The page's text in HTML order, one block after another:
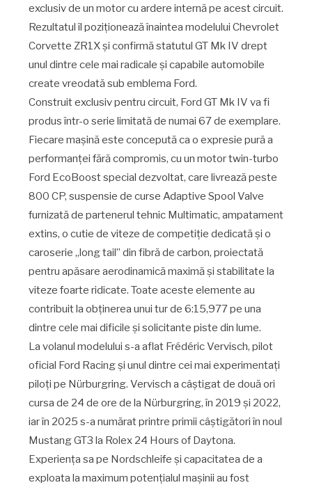
exclusiv de un motor cu ardere internă pe acest circuit.
Rezultatul îl poziționează înaintea modelului Chevrolet
Corvette ZR1X și confirmă statutul GT Mk IV drept
unul dintre cele mai radicale și capabile automobile
create vreodată sub emblema Ford.
Construit exclusiv pentru circuit, Ford GT Mk IV va fi
produs într-o serie limitată de numai 67 de exemplare.
Fiecare mașină este concepută ca o expresie pură a
performanței fără compromis, cu un motor twin-turbo
Ford EcoBoost special dezvoltat, care livrează peste
800 CP, suspensie de curse Adaptive Spool Valve
furnizată de partenerul tehnic Multimatic, ampatament
extins, o cutie de viteze de competiție dedicată și o
caroserie „long tail” din fibră de carbon, proiectată
pentru apăsare aerodinamică maximă și stabilitate la
viteze foarte ridicate. Toate aceste elemente au
contribuit la obținerea unui tur de 6:15,977 pe una
dintre cele mai dificile și solicitante piste din lume.
La volanul modelului s-a aflat Frédéric Vervisch, pilot
oficial Ford Racing și unul dintre cei mai experimentați
piloți pe Nürburgring. Vervisch a câștigat de două ori
cursa de 24 de ore de la Nürburgring, în 2019 și 2022,
iar în 2025 s-a numărat printre primii câștigători în noul
Mustang GT3 la Rolex 24 Hours of Daytona.
Experiența sa pe Nordschleife și capacitatea de a
exploata la maximum potențialul mașinii au fost